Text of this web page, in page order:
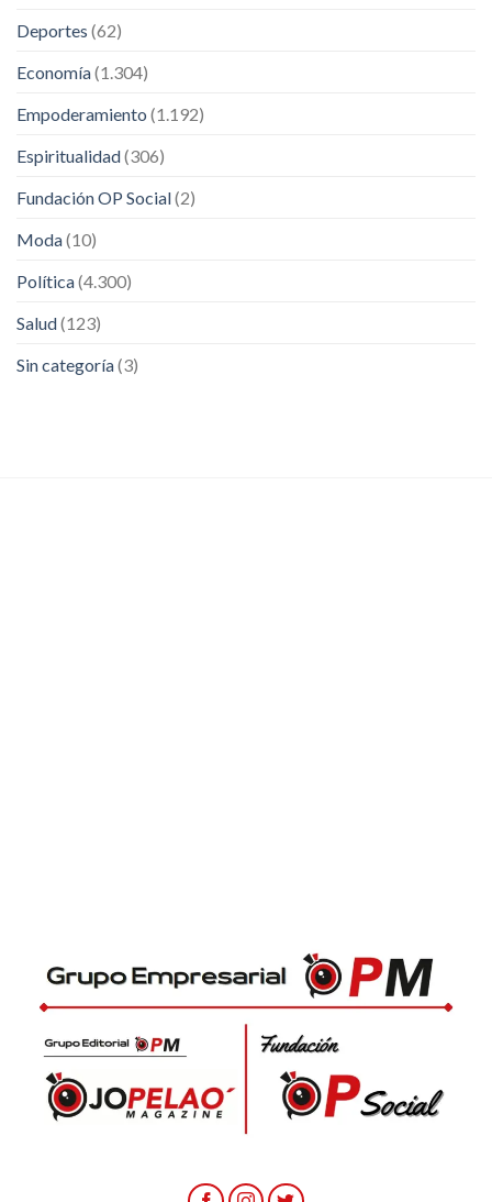
Deportes (62)
Economía(1.304)
Empoderamiento (1.192)
Espiritualidad(306)
Fundación OP Social(2)
Moda(10)
Política(4.300)
Salud(123)
Sin categoría(3)